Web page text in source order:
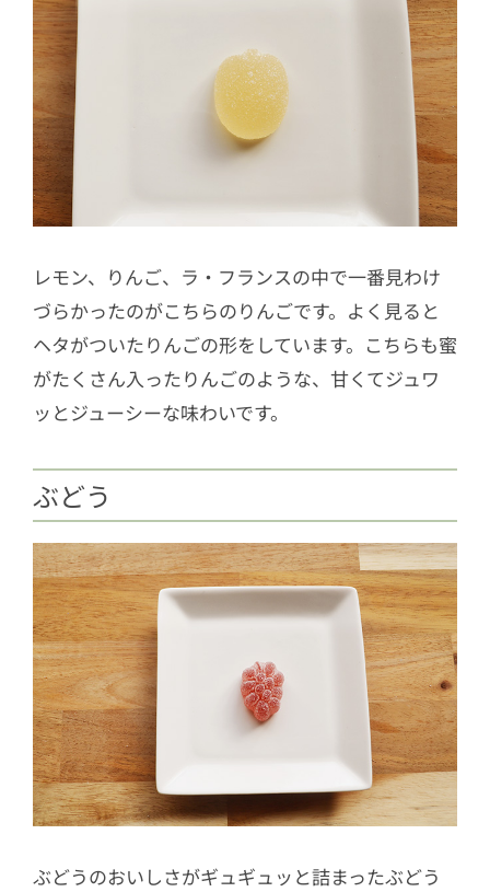
レモン、りんご、ラ・フランスの中で一番見わけ
づらかったのがこちらのりんごです。よく見ると
ヘタがついたりんごの形をしています。こちらも蜜
がたくさん入ったりんごのような、甘くてジュワ
ッとジューシーな味わいです。
ぶどう
ぶどうのおいしさがギュギュッと詰まったぶどう